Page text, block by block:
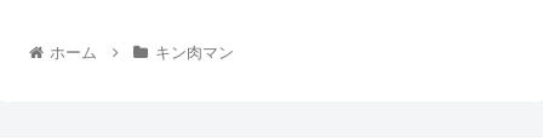
ホーム キン肉マン